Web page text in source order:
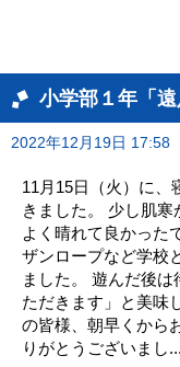
小学部１年「遠
2022年12月19日 17:58
11月15日（火）に、
きました。 少し肌
よく晴れて良かった
ザンロープなど学校
ました。 遊んだ後
ただきます」と美味
の皆様、朝早くから
りがとうございまし...